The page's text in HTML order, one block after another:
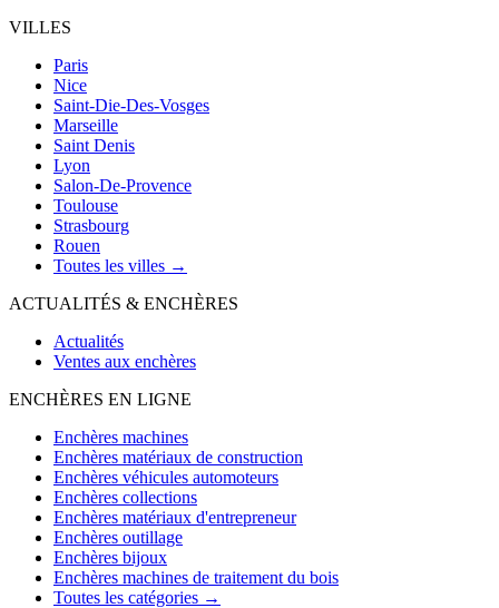
VILLES
Paris
Nice
Saint-Die-Des-Vosges
Marseille
Saint Denis
Lyon
Salon-De-Provence
Toulouse
Strasbourg
Rouen
Toutes les villes →
ACTUALITÉS & ENCHÈRES
Actualités
Ventes aux enchères
ENCHÈRES EN LIGNE
Enchères machines
Enchères matériaux de construction
Enchères véhicules automoteurs
Enchères collections
Enchères matériaux d'entrepreneur
Enchères outillage
Enchères bijoux
Enchères machines de traitement du bois
Toutes les catégories →